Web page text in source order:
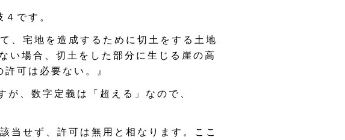
４です。
、宅地を造成するために切土をする土地
い場合、切土をした部分に生じる崖の高
可は必要ない。』
、数字定義は「超える」なので、
当せず、許可は無用と相なります。ここ